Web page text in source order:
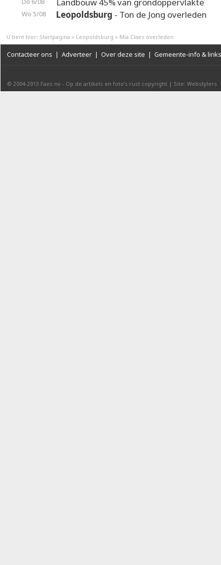
Wo 5/08 Leopoldsburg - Ton de Jong overleden
U bent hier: Startpagina » Leopoldsburg » Mia Claes overleden
Contacteer ons | Adverteer | Over deze site | Gemeente-info & links
© 2004-2013 Faes nv - Op de artikels en foto’s rust copyright | Site: Webstylers